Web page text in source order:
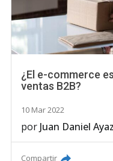
¿El e-commerce
ventas B2B?
10 Mar 2022
por Juan Daniel
Compartir